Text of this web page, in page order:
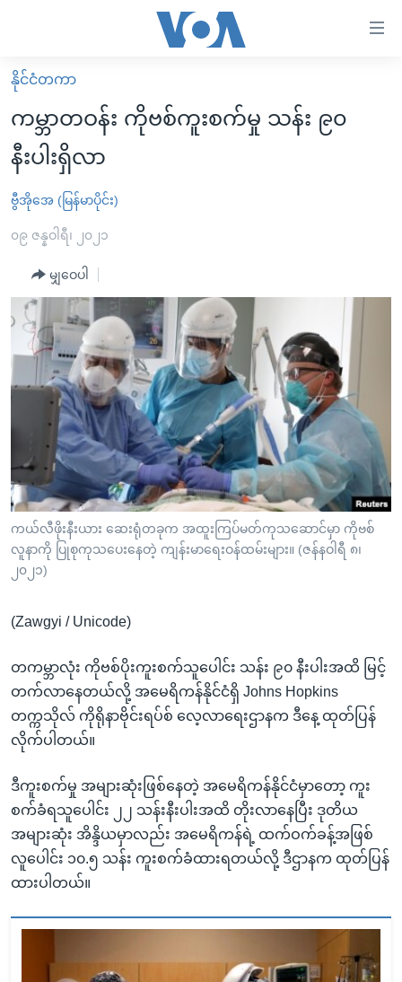
လွယ်ကူ
စေ
သည့်
Link
များ
ပင်မ
ကျော်
ကြည့်
ရန်
ပင်မ
ညွန်း
စာမျက်နှာ
သို့
ကျော်
ကြည့်
ရန်
ရှာဖွေ
နေရာ
ကျော်
ရန်
မူလစာမျက်နှာ
မြန်မာ
ကမ္ဘာ့သတင်းများ
နိုင်ငံတကာ
အမေရိကန်
အစ္စရေး-ပါလက်စတိုင်း
ဗွီဒီယို
သတင်းလွတ်လပ်ခွင့်
အင်္ဂလိပ်စာလေ့လာမယ်
အမေရိကန်သုံးအီဒီယံ
မကြေးမုံရဲ့ အင်္ဂလိပ်စာ
ရုပ်ရှင်ထဲက အင်္ဂလိပ်စာ
သုတပဒေသာ အင်္ဂလိပ်စာ
အပတ်စဉ်ကဏ္ဍများ
ရေဒီယို
တီဗွီ
ရေဒီယိုနှင့်ရုပ်သံ အချက်အလက်များ
ရေဒီယို/တီဗွီအစီအစဉ်
Learning English
ဗွီအိုအေ လူမှုကွန်ယက်များ
ဘာသာစကားများ
နိုင်ငံတကာ
ကမ္ဘာတဝန်း ကိုဗစ်ကူးစက်မှု သန်း ၉၀
နီးပါးရှိလာ
ဗွီအိုအေ (မြန်မာပိုင်း)
၀၉ ဇန္နဝါရီ၊ ၂၀၂၁
မျှဝေပါ
ကယ်လီဖိုးနီးယား ဆေးရုံတခုက အထူးကြပ်မတ်ကုသဆောင်မှာ ကိုဗစ်
လူနာကို ပြုစုကုသပေးနေတဲ့ ကျန်းမာရေးဝန်ထမ်းများ။ (ဇန်နဝါရီ ၈၊
၂၀၂၁)
(Zawgyi / Unicode)
တကမ္ဘာလုံး ကိုဗစ်ပိုးကူးစက်သူပေါင်း သန်း ၉၀ နီးပါးအထိ မြင့်
တက်လာနေတယ်လို့ အမေရိကန်နိုင်ငံရှိ Johns Hopkins
တက္ကသိုလ် ကိုရိုနာဗိုင်းရပ်စ် လေ့လာရေးဌာနက ဒီနေ့ ထုတ်ပြန်
လိုက်ပါတယ်။
ဒီကူးစက်မှု အများဆုံးဖြစ်နေတဲ့ အမေရိကန်နိုင်ငံမှာတော့ ကူး
စက်ခံရသူပေါင်း ၂၂ သန်းနီးပါးအထိ တိုးလာနေပြီး ဒုတိယ
အများဆုံး အိန္ဒိယမှာလည်း အမေရိကန်ရဲ့ ထက်ဝက်ခန့်အဖြစ်
လူပေါင်း ၁၀.၅ သန်း ကူးစက်ခံထားရတယ်လို့ ဒီဌာနက ထုတ်ပြန်
ထားပါတယ်။